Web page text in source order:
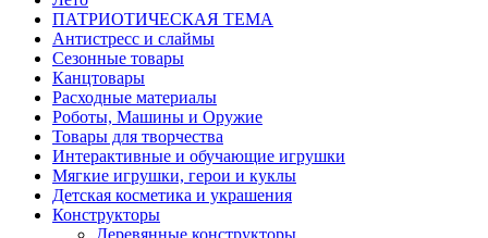
ПАТРИОТИЧЕСКАЯ ТЕМА
Антистресс и слаймы
Сезонные товары
Канцтовары
Расходные материалы
Роботы, Машины и Оружие
Товары для творчества
Интерактивные и обучающие игрушки
Мягкие игрушки, герои и куклы
Детская косметика и украшения
Конструкторы
Деревянные конструкторы